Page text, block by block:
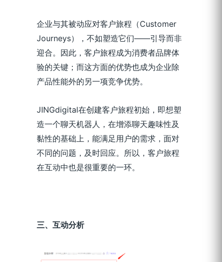
企业与其被动应对客户旅程（Customer
Journeys），不如塑造它们——引导而非
迎合。因此，客户旅程成为消费者品牌体
验的关键；而这方面的优势也成为企业除
产品性能外的另一项竞争优势。
JINGdigital在创建客户旅程初始，即想塑
造一个聊天机器人，在增添聊天趣味性及
黏性的基础上，能满足用户的需求，面对
不同的问题，及时回应。所以，客户旅程
在互动中也是很重要的一环。
三、互动分析